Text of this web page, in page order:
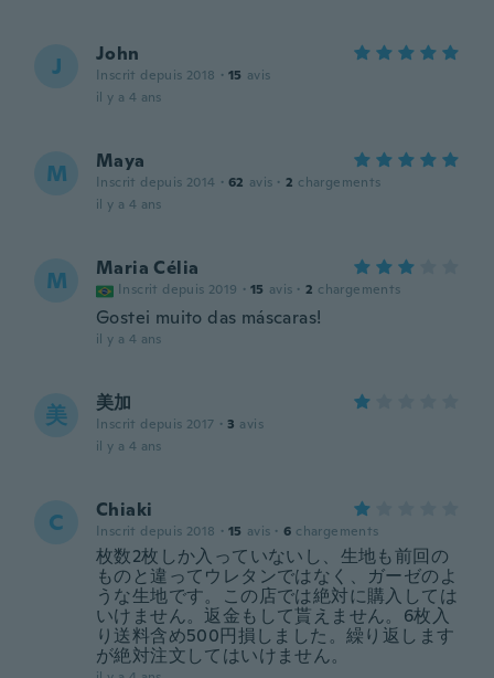
J John
Inscrit depuis 2018 · 15 avis
il y a 4 ans
M Maya
Inscrit depuis 2014 · 62 avis · 2 chargements
il y a 4 ans
M Maria Célia
Inscrit depuis 2019 · 15 avis · 2 chargements
Gostei muito das máscaras!
il y a 4 ans
美 美加
Inscrit depuis 2017 · 3 avis
il y a 4 ans
C Chiaki
Inscrit depuis 2018 · 15 avis · 6 chargements
枚数2枚しか入っていないし、生地も前回の
ものと違ってウレタンではなく、ガーゼのよ
うな生地です。この店では絶対に購入しては
いけません。返金もして貰えません。6枚入
り送料含め500円損しました。繰り返します
が絶対注文してはいけません。